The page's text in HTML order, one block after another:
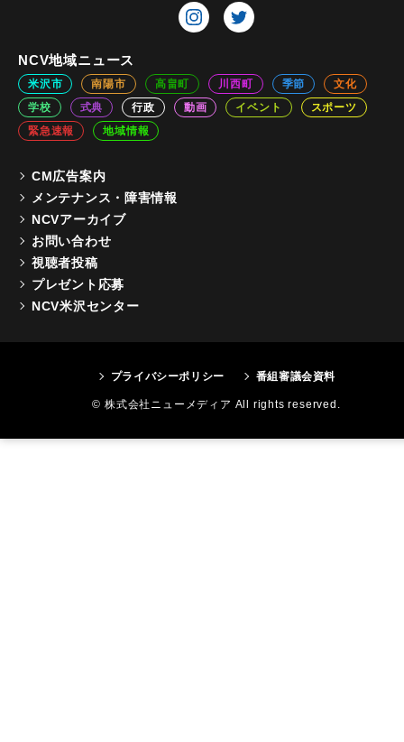
NCV地域ニュース
米沢市 南陽市 高畠町 川西町 季節
文化
学校
式典 行政 動画 イベント
スポーツ
緊急速報
地域情報
CM広告案内
メンテナンス・障害情報
NCVアーカイブ
お問い合わせ
視聴者投稿
プレゼント応募
NCV米沢センター
プライバシーポリシー 番組審議会資料
© 株式会社ニューメディア All rights reserved.